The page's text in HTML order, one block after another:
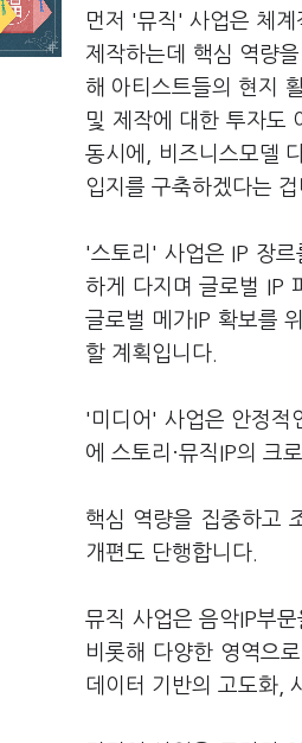
먼저 '뮤직' 사업은 체
제작하는데 핵심 역량
해 아티스트들의 현지
및 제작에 대한 투자도
동시에, 비즈니스모델
입지를 구축하겠다는 겁
'스토리' 사업은 IP 장르
하게 다지며 글로벌 IP
글로벌 메가IP 확보를
할 계획입니다.
'미디어' 사업은 안정적
에 스토리·뮤직IP의 크
핵심 역량을 집중하고
개편도 단행합니다.
뮤직 사업은 음악IP부
비롯해 다양한 영역으
데이터 기반의 고도화,